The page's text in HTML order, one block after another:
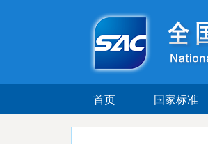
首页 国家标准